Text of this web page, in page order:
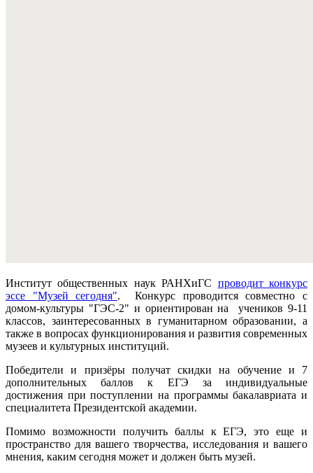
Институт общественных наук РАНХиГС проводит конкурс
эссе "Музей сегодня". Конкурс проводится совместно с
домом-культуры "ГЭС-2" и ориентирован на учеников 9-11
классов, заинтересованных в гуманитарном образовании, а
также в вопросах функционирования и развития современных
музеев и культурных институций.
Победители и призёры получат скидки на обучение и 7
дополнительных баллов к ЕГЭ за индивидуальные
достижения при поступлении на программы бакалавриата и
специалитета Президентской академии.
Помимо возможности получить баллы к ЕГЭ, это еще и
пространство для вашего творчества, исследования и вашего
мнения, каким сегодня может и должен быть музей.